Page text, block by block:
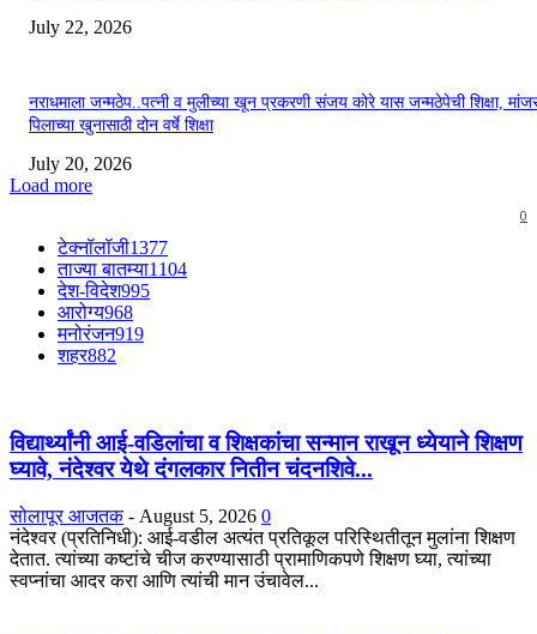
July 22, 2026
नराधमाला जन्मठेप..पत्नी व मुलीच्या खून प्रकरणी संजय कोरे यास जन्मठेपेची शिक्षा,
पिलाच्या खुनासाठी दोन वर्षे शिक्षा
July 20, 2026
Load more
0
टेक्नॉलॉजी1377
ताज्या बातम्या1104
देश-विदेश995
आरोग्य968
मनोरंजन919
शहर882
विद्यार्थ्यांनी आई-वडिलांचा व शिक्षकांचा सन्मान राखून ध्येयाने शिक्षण
घ्यावे, नंदेश्वर येथे दंगलकार नितीन चंदनशिवे...
सोलापूर आजतक - August 5, 2026 0
नंदेश्वर (प्रतिनिधी): आई-वडील अत्यंत प्रतिकूल परिस्थितीतून मुलांना शिक्षण
देतात. त्यांच्या कष्टांचे चीज करण्यासाठी प्रामाणिकपणे शिक्षण घ्या, त्यांच्या
स्वप्नांचा आदर करा आणि त्यांची मान उंचावेल...